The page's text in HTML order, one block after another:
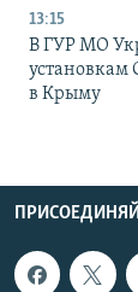
13:15
В ГУР МО
установкам
в Крыму